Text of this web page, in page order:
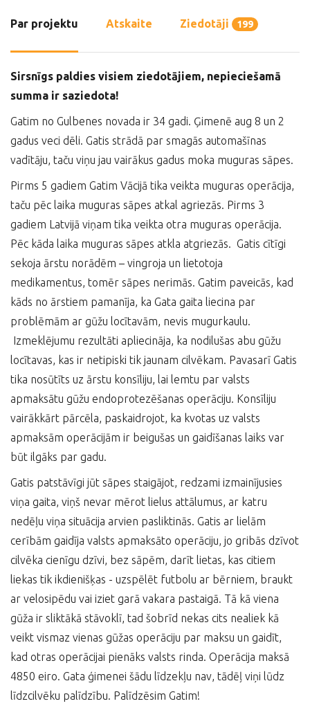
Par projektu Atskaite Ziedotāji 199
Sirsnīgs paldies visiem ziedotājiem, nepieciešamā
summa ir saziedota!
Gatim no Gulbenes novada ir 34 gadi. Ģimenē aug 8 un 2
gadus veci dēli. Gatis strādā par smagās automašīnas
vadītāju, taču viņu jau vairākus gadus moka muguras sāpes.
Pirms 5 gadiem Gatim Vācijā tika veikta muguras operācija,
taču pēc laika muguras sāpes atkal agriezās. Pirms 3
gadiem Latvijā viņam tika veikta otra muguras operācija.
Pēc kāda laika muguras sāpes atkla atgriezās. Gatis cītīgi
sekoja ārstu norādēm – vingroja un lietotoja
medikamentus, tomēr sāpes nerimās. Gatim paveicās, kad
kāds no ārstiem pamanīja, ka Gata gaita liecina par
problēmām ar gūžu locītavām, nevis mugurkaulu.
Izmeklējumu rezultāti apliecināja, ka nodilušas abu gūžu
locītavas, kas ir netipiski tik jaunam cilvēkam. Pavasarī Gatis
tika nosūtīts uz ārstu konsīliju, lai lemtu par valsts
apmaksātu gūžu endoprotezēšanas operāciju. Konsīliju
vairākkārt pārcēla, paskaidrojot, ka kvotas uz valsts
apmaksām operācijām ir beigušas un gaidīšanas laiks var
būt ilgāks par gadu.
Gatis patstāvīgi jūt sāpes staigājot, redzami izmainījusies
viņa gaita, viņš nevar mērot lielus attālumus, ar katru
nedēļu viņa situācija arvien pasliktinās. Gatis ar lielām
cerībām gaidīja valsts apmaksāto operāciju, jo gribās dzīvot
cilvēka cienīgu dzīvi, bez sāpēm, darīt lietas, kas citiem
liekas tik ikdienišķas - uzspēlēt futbolu ar bērniem, braukt
ar velosipēdu vai iziet garā vakara pastaigā. Tā kā viena
gūža ir sliktākā stāvoklī, tad šobrīd nekas cits nealiek kā
veikt vismaz vienas gūžas operāciju par maksu un gaidīt,
kad otras operācijai pienāks valsts rinda. Operācija maksā
4850 eiro. Gata ģimenei šādu līdzekļu nav, tādēļ viņi lūdz
līdzcilvēku palīdzību. Palīdzēsim Gatim!